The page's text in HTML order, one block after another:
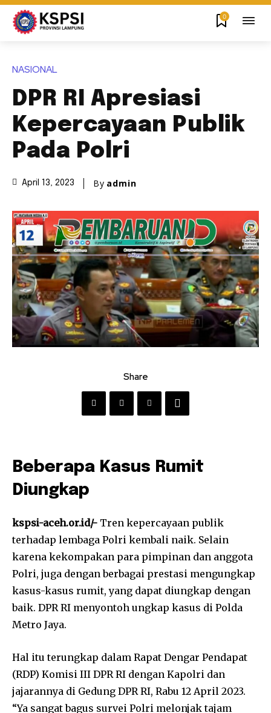
0
NASIONAL
DPR RI Apresiasi
Kepercayaan Publik
Pada Polri
April 13, 2023 By admin
Share
Beberapa Kasus Rumit
Diungkap
kspsi-aceh.or.id/- Tren kepercayaan publik
terhadap lembaga Polri kembali naik. Selain
karena kekompakan para pimpinan dan anggota
Polri, juga dengan berbagai prestasi mengungkap
kasus-kasus rumit, yang dapat diungkap dengan
baik. DPR RI menyontoh ungkap kasus di Polda
Metro Jaya.
Hal itu terungkap dalam Rapat Dengar Pendapat
(RDP) Komisi III DPR RI dengan Kapolri dan
jajarannya di Gedung DPR RI, Rabu 12 April 2023.
“Ya sangat bagus survei Polri melonjak tajam